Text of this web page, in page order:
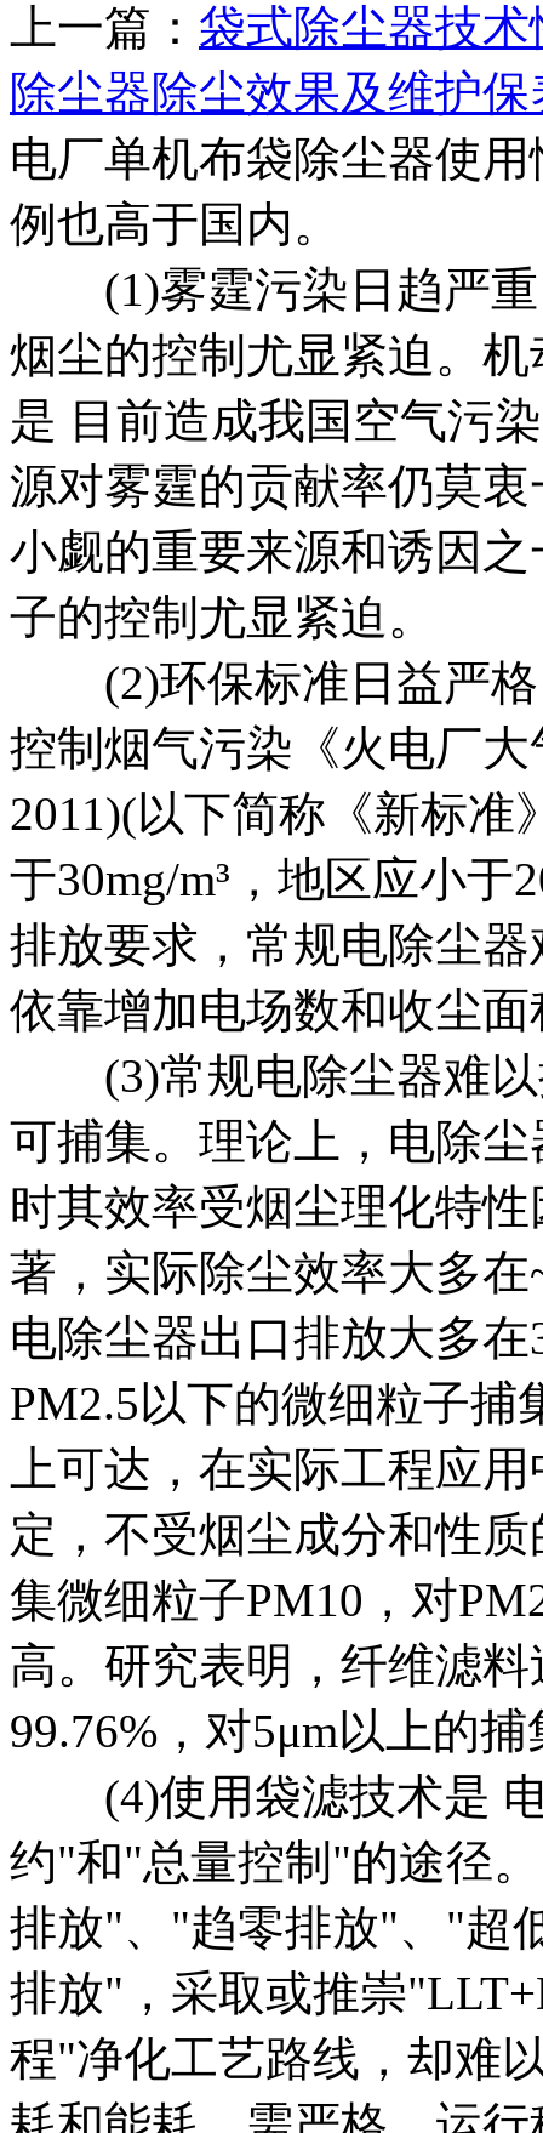
上一篇： 袋式除尘器技术
除尘器除尘效果及维护保
电厂单机布袋除尘器使
例也高于国内。
(1)雾霆污染日趋严重
烟尘的控制尤显紧迫。
是 目前造成我国空气污
源对雾霆的贡献率仍莫
小觑的重要来源和诱因
子的控制尤显紧迫。
(2)环保标准日益严格
控制烟气污染《火电厂
2011)(以下简称《新标准
于30mg/m³，地区应小于
排放要求，常规电除尘
依靠增加电场数和收尘
(3)常规电除尘器难以
可捕集。理论上，电除
时其效率受烟尘理化特
著，实际除尘效率大多
电除尘器出口排放大多在
PM2.5以下的微细粒子
上可达，在实际工程应
定，不受烟尘成分和性
集微细粒子PM10，对
高。研究表明，纤维滤
99.76%，对5μm以上的
(4)使用袋滤技术是 电
约"和"总量控制"的途径
排放"、"趋零排放"、"超
排放"，采取或推崇
程"净化工艺路线，却难